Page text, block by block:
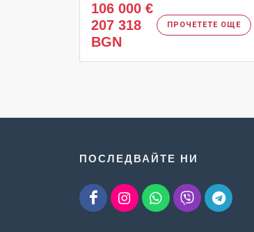
106 000 €
207 318
BGN
ПРОЧЕТЕТЕ ОЩЕ
ПОСЛЕДВАЙТЕ НИ